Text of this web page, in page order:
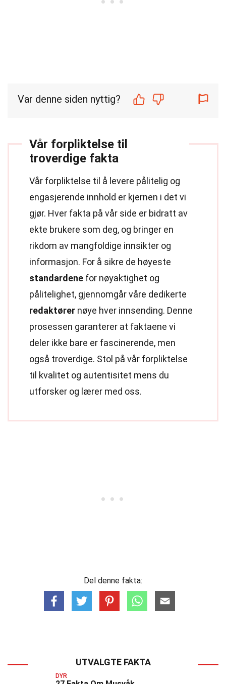
Var denne siden nyttig?
Vår forpliktelse til
troverdige fakta
Vår forpliktelse til å levere pålitelig og
engasjerende innhold er kjernen i det vi
gjør. Hver fakta på vår side er bidratt av
ekte brukere som deg, og bringer en
rikdom av mangfoldige innsikter og
informasjon. For å sikre de høyeste
standardene for nøyaktighet og
pålitelighet, gjennomgår våre dedikerte
redaktører nøye hver innsending. Denne
prosessen garanterer at faktaene vi
deler ikke bare er fascinerende, men
også troverdige. Stol på vår forpliktelse
til kvalitet og autentisitet mens du
utforsker og lærer med oss.
Del denne fakta:
UTVALGTE FAKTA
DYR